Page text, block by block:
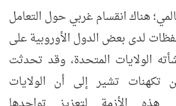
هناك انقسام غربي حول التعامل
لدى بعض الدول الأوروبية على
الولايات المتحدة، وقد تحدثت
تكهنات تشير إلى أن الولايات